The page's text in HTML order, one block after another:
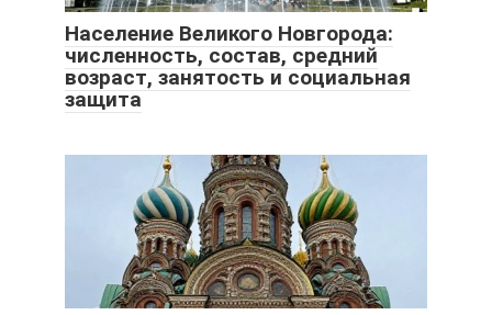
Население Великого Новгорода:
численность, состав, средний
возраст, занятость и социальная
защита